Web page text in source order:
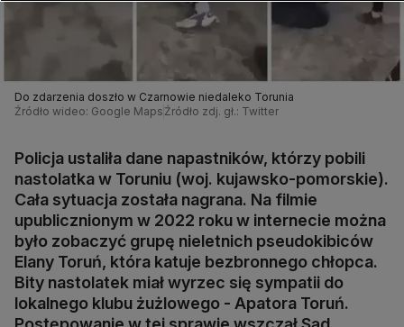
Do zdarzenia doszło w Czarnowie niedaleko Torunia
Źródło wideo: Google Maps Źródło zdj. gł.: Twitter
Policja ustaliła dane napastników, którzy pobili
nastolatka w Toruniu (woj. kujawsko-pomorskie).
Cała sytuacja została nagrana. Na filmie
upublicznionym w 2022 roku w internecie można
było zobaczyć grupę nieletnich pseudokibiców
Elany Toruń, która katuje bezbronnego chłopca.
Bity nastolatek miał wyrzec się sympatii do
lokalnego klubu żużlowego - Apatora Toruń.